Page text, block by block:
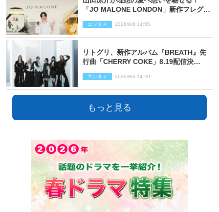
「JO MALONE LONDON」新作フレグラ
エンタメ 2026/8/6 14:55
リトグリ、新作アルバム『BREATH』先
行曲「CHERRY COKE」8.19配信決
エンタメ 2026/8/6 14:20
もっと見る